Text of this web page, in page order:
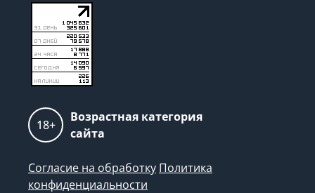
18+
Возрастная категория
сайта
Согласие на обработку Политика
конфиденциальности